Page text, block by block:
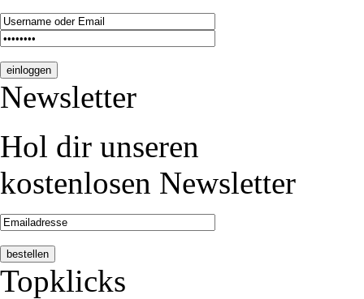
Newsletter
Hol dir unseren
kostenlosen Newsletter
Topklicks